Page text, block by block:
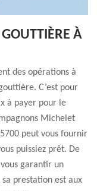
À
des opérations à
C’est pour
à payer pour le
Michelet
peut vous fournir
puissiez prêt. De
garantir un
prestation est aux